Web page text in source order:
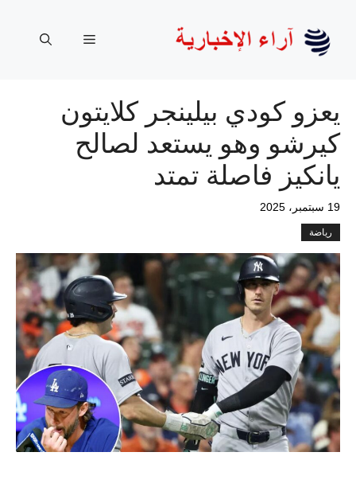
المحتوى
القائمة
يعزو كودي بيلينجر كلايتون
كيرشو وهو يستعد لصالح
يانكيز فاصلة تمتد
19 سبتمبر، 2025
رياضة